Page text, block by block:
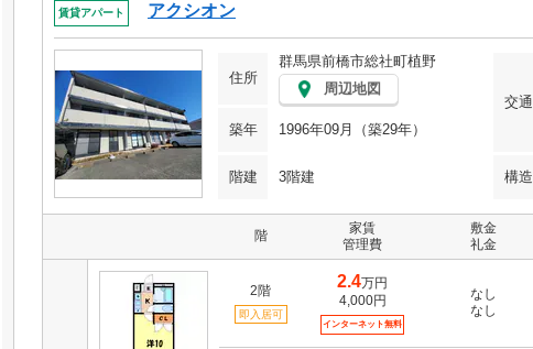
賃貸アパート アクシオン
住所
群馬県前橋市総社町植野
周辺地図
交通
築年 1996年09月（築29年）
階建 3階建 構造
階
家賃
管理費
敷金
礼金
2階
即入居可
2.4万円
4,000円
インターネット無料
なし
なし